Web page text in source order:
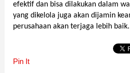
efektif dan bisa dilakukan dalam
yang dikelola juga akan dijamin
perusahaan akan terjaga lebih baik.
Pin It